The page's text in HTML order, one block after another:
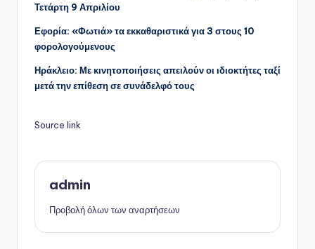
Τετάρτη 9 Απριλίου
Εφορία: «Φωτιά» τα εκκαθαριστικά για 3 στους 10
φορολογούμενους
Ηράκλειο: Με κινητοποιήσεις απειλούν οι ιδιοκτήτες ταξί
μετά την επίθεση σε συνάδελφό τους
Source link
admin
Προβολή όλων των αναρτήσεων